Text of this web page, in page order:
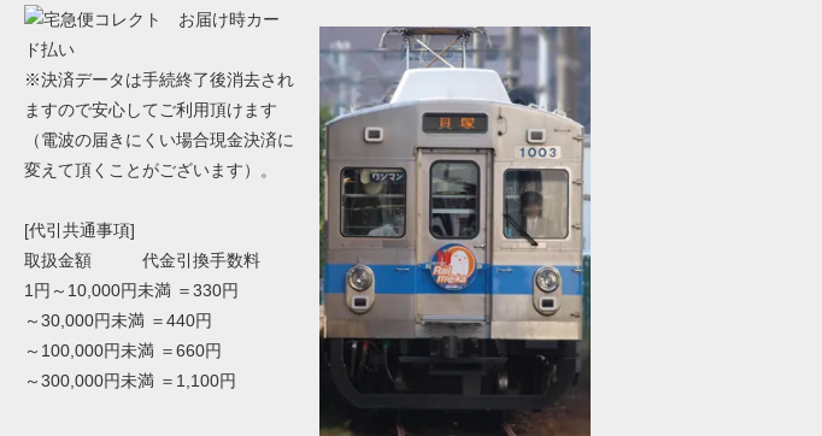
※決済データは手続終了後消去され
ますので安心してご利用頂けます
（電波の届きにくい場合現金決済に
変えて頂くことがございます）。
[代引共通事項]
取扱金額 代金引換手数料
1円～10,000円未満 ＝330円
～30,000円未満 ＝440円
～100,000円未満 ＝660円
～300,000円未満 ＝1,100円